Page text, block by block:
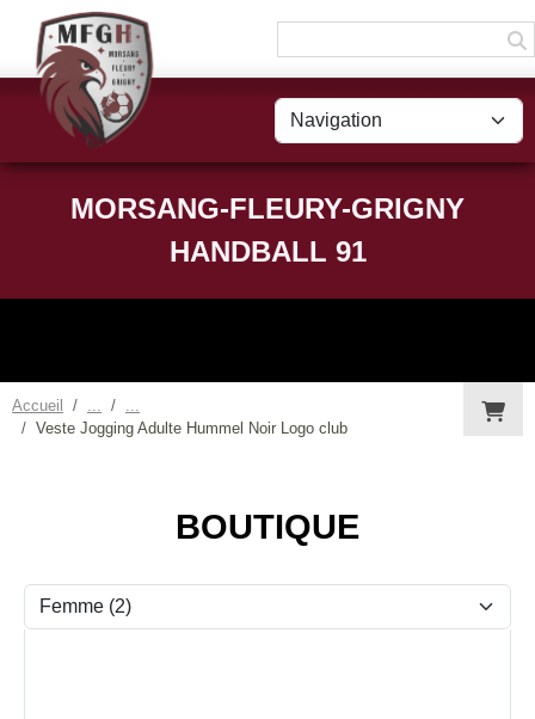
MORSANG-FLEURY-GRIGNY
HANDBALL 91
Accueil
Veste Jogging Adulte Hummel Noir Logo club
BOUTIQUE
Panneau de gestion des cookies